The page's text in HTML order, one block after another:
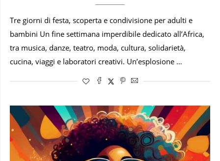
Tre giorni di festa, scoperta e condivisione per adulti e
bambini Un fine settimana imperdibile dedicato all’Africa,
tra musica, danze, teatro, moda, cultura, solidarietà,
cucina, viaggi e laboratori creativi. Un’esplosione …